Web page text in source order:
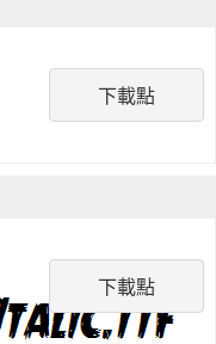
下載點
下載點